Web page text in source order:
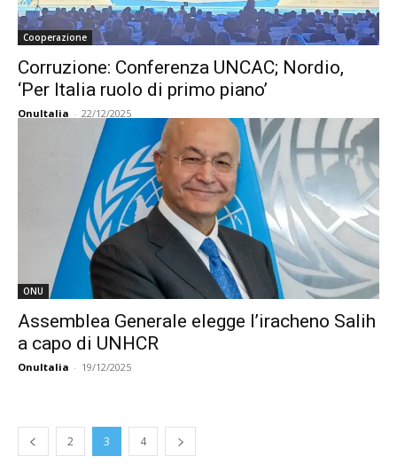
Cooperazione
Corruzione: Conferenza UNCAC; Nordio,
‘Per Italia ruolo di primo piano’
OnuItalia - 22/12/2025
ONU
Assemblea Generale elegge l’iracheno Salih
a capo di UNHCR
OnuItalia - 19/12/2025
2 3 4